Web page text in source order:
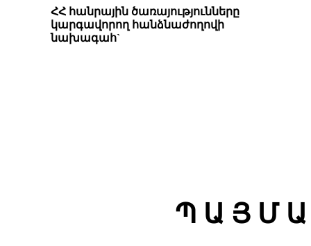
ՀՀ հանրային ծառայությունները
կարգավորող հանձնաժողովի
նախագահ`
Պ Ա Յ Մ Ա